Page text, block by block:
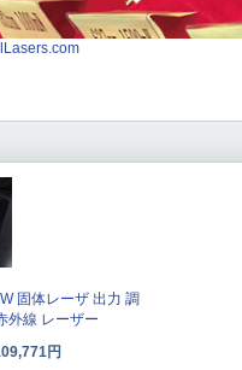
固体レーザ 出力 調
外線 レーザー
円